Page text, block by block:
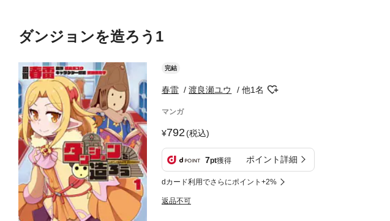
ダンジョンを造ろう1
完結
春雷 渡良瀬ユウ 他1名
マンガ
792(税込)
7pt獲得 ポイント詳細
dカード利用でさらにポイント+2%
返品不可